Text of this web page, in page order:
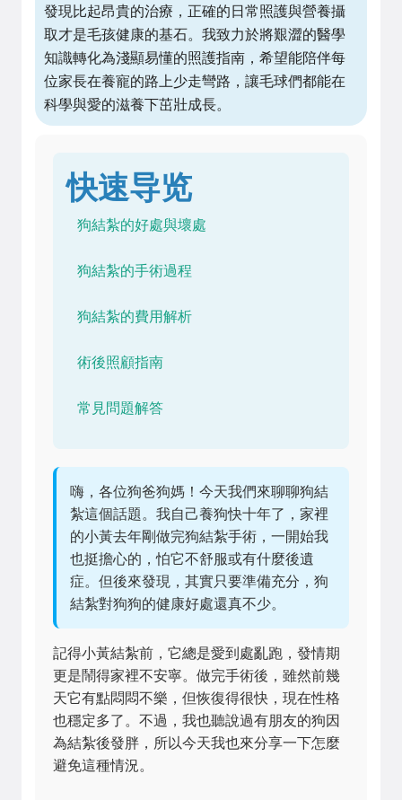
發現比起昂貴的治療，正確的日常照護與營養攝
取才是毛孩健康的基石。我致力於將艱澀的醫學
知識轉化為淺顯易懂的照護指南，希望能陪伴每
位家長在養寵的路上少走彎路，讓毛球們都能在
科學與愛的滋養下茁壯成長。
快速导览
狗結紮的好處與壞處
狗結紮的手術過程
狗結紮的費用解析
術後照顧指南
常見問題解答
嗨，各位狗爸狗媽！今天我們來聊聊狗結
紮這個話題。我自己養狗快十年了，家裡
的小黃去年剛做完狗結紮手術，一開始我
也挺擔心的，怕它不舒服或有什麼後遺
症。但後來發現，其實只要準備充分，狗
結紮對狗狗的健康好處還真不少。
記得小黃結紮前，它總是愛到處亂跑，發情期
更是鬧得家裡不安寧。做完手術後，雖然前幾
天它有點悶悶不樂，但恢復得很快，現在性格
也穩定多了。不過，我也聽說過有朋友的狗因
為結紮後發胖，所以今天我也來分享一下怎麼
避免這種情況。